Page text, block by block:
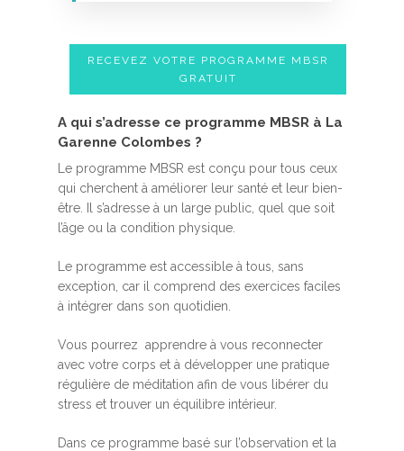
RECEVEZ VOTRE PROGRAMME MBSR
GRATUIT
A qui s’adresse ce programme MBSR à La
Garenne Colombes ?
Le programme MBSR est conçu pour tous ceux
qui cherchent à améliorer leur santé et leur bien-
être. Il s’adresse à un large public, quel que soit
l’âge ou la condition physique.
Le programme est accessible à tous, sans
exception, car il comprend des exercices faciles
à intégrer dans son quotidien.
Vous pourrez apprendre à vous reconnecter
avec votre corps et à développer une pratique
régulière de méditation afin de vous libérer du
stress et trouver un équilibre intérieur.
Dans ce programme basé sur l’observation et la